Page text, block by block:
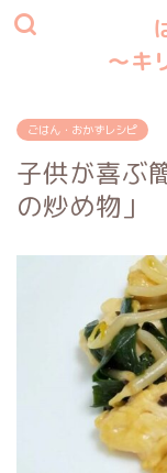
〜キ
ごはん・おかずレシピ
子供が喜ぶ
の炒め物」